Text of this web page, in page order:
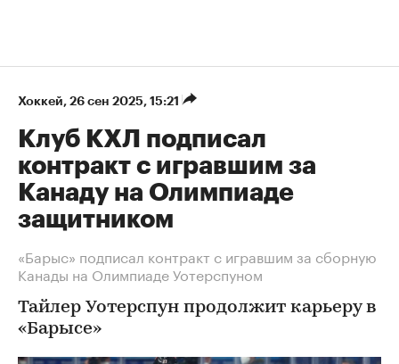
Хоккей⁠, 26 сен 2025, 15:21
Клуб КХЛ подписал
контракт с игравшим за
Канаду на Олимпиаде
защитником
«Барыс» подписал контракт с игравшим за сборную
Канады на Олимпиаде Уотерспуном
Тайлер Уотерспун продолжит карьеру в
«Барысе»